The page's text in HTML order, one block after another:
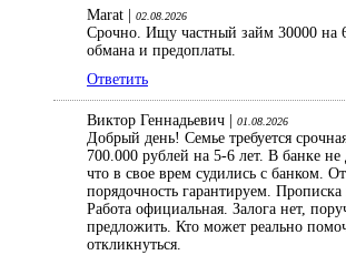
Marat | 02.08.2026
Срочно. Ищу частный займ 30000 на
обмана и предоплаты.
Ответить
Виктор Геннадьевич | 01.08.2026
Добрый день! Семье требуется
700.000 рублей на 5-6 лет. В банке
что в свое врем судились с банком.
порядочность гарантируем. Прописка
Работа официальная. Залога нет,
предложить. Кто может реально
откликнуться.